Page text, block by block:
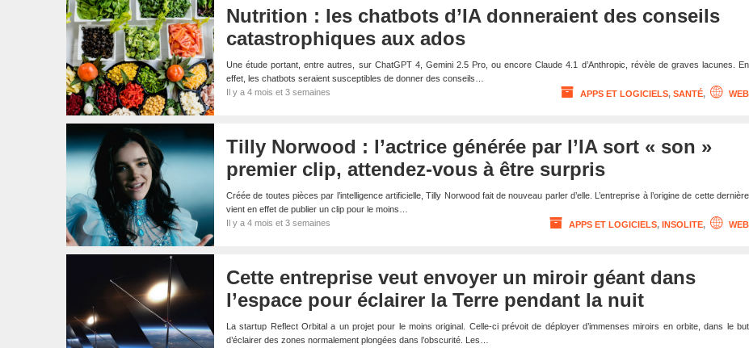
Nutrition : les chatbots d’IA donneraient des conseils
catastrophiques aux ados
Une étude portant, entre autres, sur ChatGPT 4, Gemini 2.5 Pro, ou encore Claude 4.1 d’Anthropic, révèle de graves lacunes. En
effet, les chatbots seraient susceptibles de donner des conseils…
Il y a 4 mois et 3 semaines
APPS ET LOGICIELS, SANTÉ, WEB
Tilly Norwood : l’actrice générée par l’IA sort « son »
premier clip, attendez-vous à être surpris
Créée de toutes pièces par l’intelligence artificielle, Tilly Norwood fait de nouveau parler d’elle. L’entreprise à l’origine de cette dernière
vient en effet de publier un clip pour le moins…
Il y a 4 mois et 3 semaines
APPS ET LOGICIELS, INSOLITE, WEB
Cette entreprise veut envoyer un miroir géant dans
l’espace pour éclairer la Terre pendant la nuit
La startup Reflect Orbital a un projet pour le moins original. Celle-ci prévoit de déployer d’immenses miroirs en orbite, dans le but
d’éclairer des zones normalement plongées dans l’obscurité. Les…